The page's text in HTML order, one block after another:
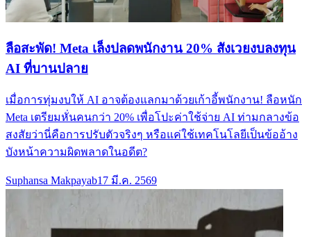
ลือสะพัด! Meta เล็งปลดพนักงาน 20% สังเวยงบลงทุน
AI ที่บานปลาย
เมื่อการทุ่มงบให้ AI อาจต้องแลกมาด้วยเก้าอี้พนักงาน! ลือหนัก
Meta เตรียมหั่นคนกว่า 20% เพื่อโปะค่าใช้จ่าย AI ท่ามกลางข้อ
สงสัยว่านี่คือการปรับตัวจริงๆ หรือแค่ใช้เทคโนโลยีเป็นข้ออ้าง
บังหน้าความผิดพลาดในอดีต?
Suphansa Makpayab17 มี.ค. 2569